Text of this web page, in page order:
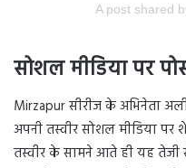
A post shared
सोशल मीडिया पर
Mirzapur सीरीज के अभिनेता
अपनी तस्वीर सोशल मीडिया पर
तस्वीर के सामने आते ही यह तेजी